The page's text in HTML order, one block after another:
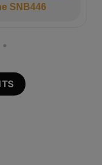
SNB446